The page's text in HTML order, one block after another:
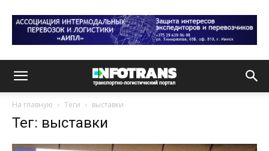
На главную Теги выставки
Тег: выставки